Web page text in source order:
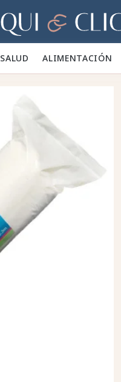
Hogar
SALUD ✨ALIMENTACIÓN 🥕